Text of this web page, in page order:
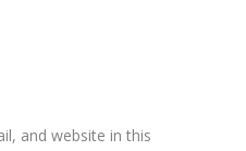
and website in this